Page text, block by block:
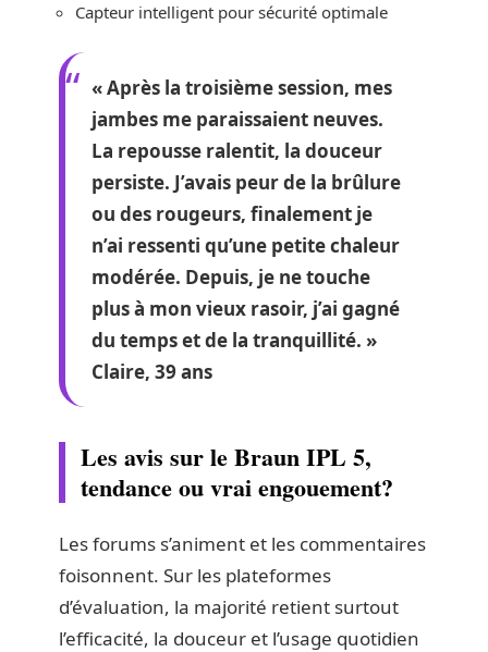
Capteur intelligent pour sécurité optimale
« Après la troisième session, mes
jambes me paraissaient neuves.
La repousse ralentit, la douceur
persiste. J’avais peur de la brûlure
ou des rougeurs, finalement je
n’ai ressenti qu’une petite chaleur
modérée. Depuis, je ne touche
plus à mon vieux rasoir, j’ai gagné
du temps et de la tranquillité. »
Claire, 39 ans
Les avis sur le Braun IPL 5,
tendance ou vrai engouement?
Les forums s’animent et les commentaires
foisonnent. Sur les plateformes
d’évaluation, la majorité retient surtout
l’efficacité, la douceur et l’usage quotidien